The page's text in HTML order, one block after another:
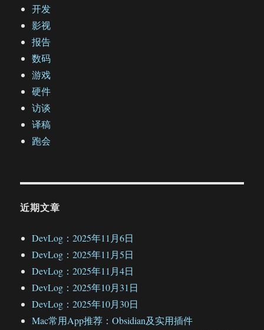
开发
影视
报告
数码
游戏
硬件
访谈
译稿
跑会
近期文章
DevLog：2025年11月6日
DevLog：2025年11月5日
DevLog：2025年11月4日
DevLog：2025年10月31日
DevLog：2025年10月30日
Mac常用App推荐：Obsidian及实用插件